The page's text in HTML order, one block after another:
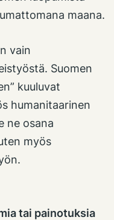
maana.
vain
Suomen
kuuluvat
humanitaarinen
ne osana
myös
tai painotuksia